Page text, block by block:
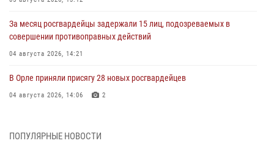
За месяц росгвардейцы задержали 15 лиц, подозреваемых в
совершении противоправных действий
04 августа 2026, 14:21
В Орле приняли присягу 28 новых росгвардейцев
04 августа 2026, 14:06 2
предоставлении госуслуг
ПОПУЛЯРНЫЕ НОВОСТИ